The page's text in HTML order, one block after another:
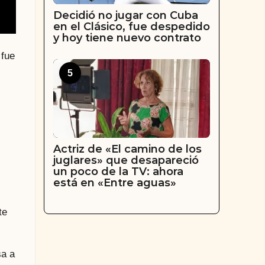
a
Decidió no jugar con Cuba
en el Clásico, fue despedido
y hoy tiene nuevo contrato
5
Actriz de «El camino de los
juglares» que desapareció
un poco de la TV: ahora
está en «Entre aguas»